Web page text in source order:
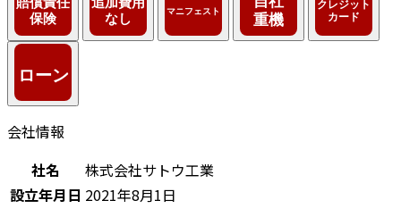
会社情報
社名
株式会社サトウ工業
設立年月日 2021年8月1日